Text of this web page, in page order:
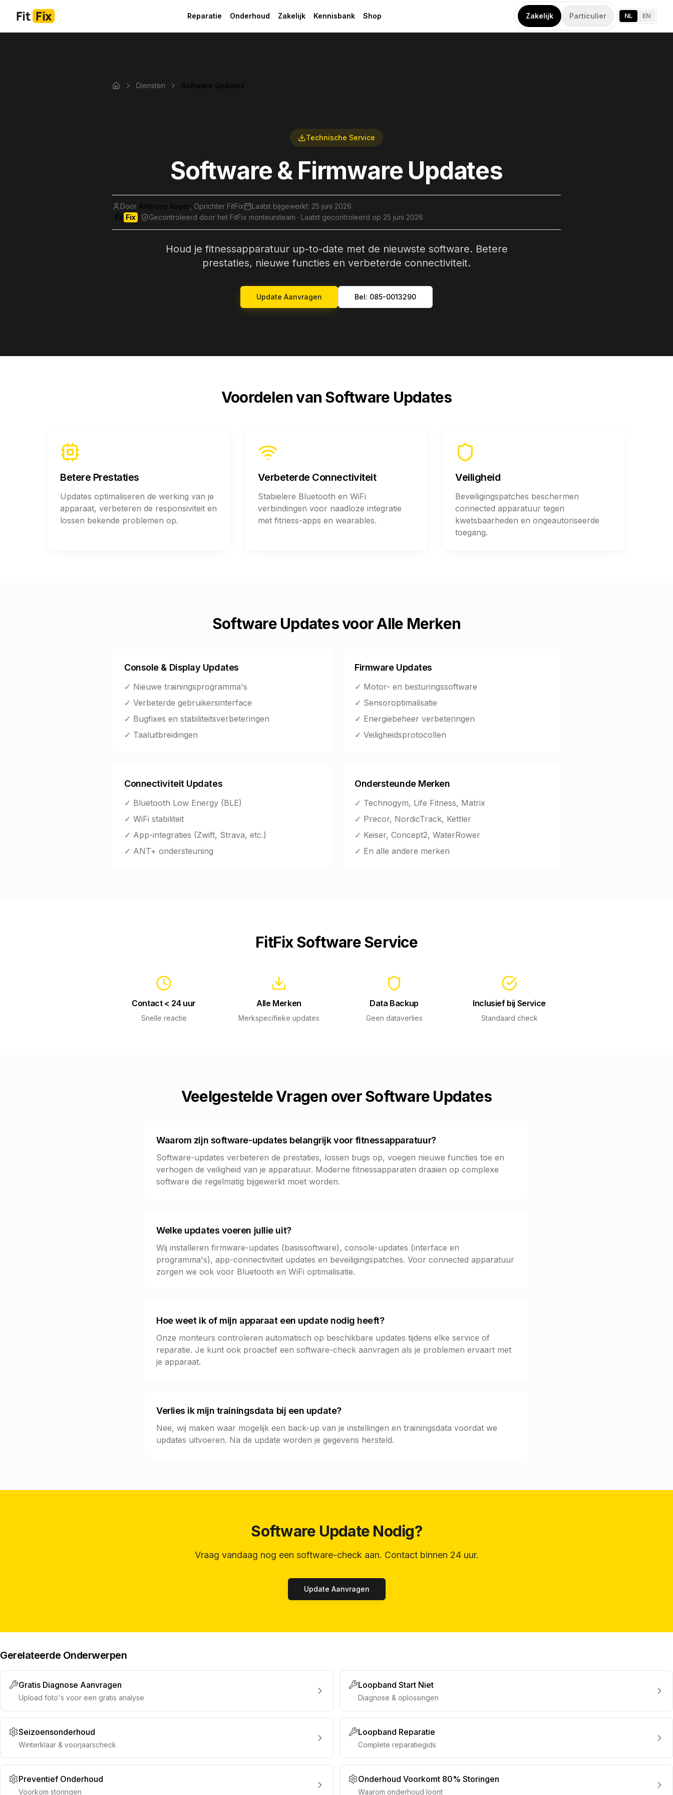
Fit Fix Reparatie Onderhoud Zakelijk Kennisbank Shop Zakelijk Particulier NL EN
Home Diensten Software Updates
Technische Service
Software & Firmware Updates
Door Anthony Rayer Oprichter FitFix Laatst bijgewerkt: 25 juni 2026
Fit Fix Gecontroleerd door het FitFix monteursteam · Laatst gecontroleerd op 25 juni 2026
Houd je fitnessapparatuur up-to-date met de nieuwste software. Betere
prestaties, nieuwe functies en verbeterde connectiviteit.
Update Aanvragen Bel: 085-0013290
Voordelen van Software Updates
Betere Prestaties
Updates optimaliseren de werking van je
apparaat, verbeteren de responsiviteit en
lossen bekende problemen op.
Verbeterde Connectiviteit
Stabielere Bluetooth en WiFi
verbindingen voor naadloze integratie
met fitness-apps en wearables.
Veiligheid
Beveiligingspatches beschermen
connected apparatuur tegen
kwetsbaarheden en ongeautoriseerde
toegang.
Software Updates voor Alle Merken
Console & Display Updates
✓ Nieuwe trainingsprogramma's
✓ Verbeterde gebruikersinterface
✓ Bugfixes en stabiliteitsverbeteringen
✓ Taaluitbreidingen
Firmware Updates
✓ Motor- en besturingssoftware
✓ Sensoroptimalisatie
✓ Energiebeheer verbeteringen
✓ Veiligheidsprotocollen
Connectiviteit Updates
✓ Bluetooth Low Energy (BLE)
✓ WiFi stabiliteit
✓ App-integraties (Zwift, Strava, etc.)
✓ ANT+ ondersteuning
Ondersteunde Merken
✓ Technogym, Life Fitness, Matrix
✓ Precor, NordicTrack, Kettler
✓ Keiser, Concept2, WaterRower
✓ En alle andere merken
FitFix Software Service
Contact < 24 uur
Snelle reactie
Alle Merken
Merkspecifieke updates
Data Backup
Geen dataverlies
Inclusief bij Service
Standaard check
Veelgestelde Vragen over Software Updates
Waarom zijn software-updates belangrijk voor fitnessapparatuur?
Software-updates verbeteren de prestaties, lossen bugs op, voegen nieuwe functies toe en
verhogen de veiligheid van je apparatuur. Moderne fitnessapparaten draaien op complexe
software die regelmatig bijgewerkt moet worden.
Welke updates voeren jullie uit?
Wij installeren firmware-updates (basissoftware), console-updates (interface en
programma's), app-connectiviteit updates en beveiligingspatches. Voor connected apparatuur
zorgen we ook voor Bluetooth en WiFi optimalisatie.
Hoe weet ik of mijn apparaat een update nodig heeft?
Onze monteurs controleren automatisch op beschikbare updates tijdens elke service of
reparatie. Je kunt ook proactief een software-check aanvragen als je problemen ervaart met
je apparaat.
Verlies ik mijn trainingsdata bij een update?
Nee, wij maken waar mogelijk een back-up van je instellingen en trainingsdata voordat we
updates uitvoeren. Na de update worden je gegevens hersteld.
Software Update Nodig?
Vraag vandaag nog een software-check aan. Contact binnen 24 uur.
Update Aanvragen
Gerelateerde Onderwerpen
Gratis Diagnose Aanvragen
Upload foto's voor een gratis analyse
Loopband Start Niet
Diagnose & oplossingen
Seizoensonderhoud
Winterklaar & voorjaarscheck
Loopband Reparatie
Complete reparatiegids
Preventief Onderhoud
Voorkom storingen
Onderhoud Voorkomt 80% Storingen
Waarom onderhoud loont